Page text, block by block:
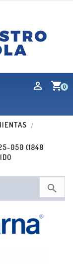
shopping_cart0
050 (1848
